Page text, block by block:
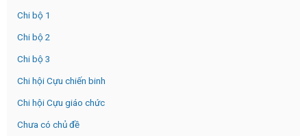
Chi bộ 1
Chi bộ 2
Chi bộ 3
Chi hội Cựu chiến binh
Chi hội Cựu giáo chức
Chưa có chủ đề